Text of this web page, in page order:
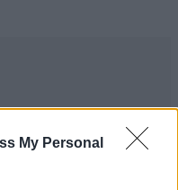
My Personal